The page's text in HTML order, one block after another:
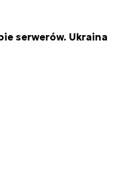
serwerów. Ukraina